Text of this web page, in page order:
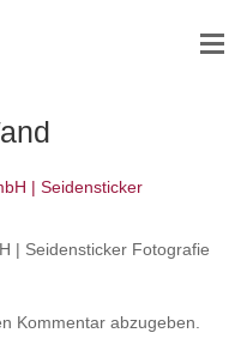
| Seidensticker Fotografie
Kommentar abzugeben.